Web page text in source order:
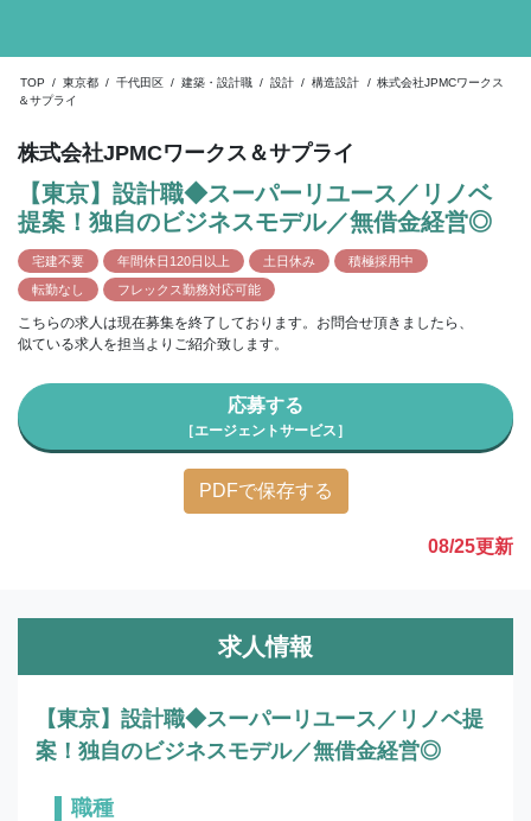
TOP / 東京都 / 千代田区 / 建築・設計職 / 設計 / 構造設計 / 株式会社JPMCワークス
＆サプライ
株式会社JPMCワークス＆サプライ
【東京】設計職◆スーパーリユース／リノベ
提案！独自のビジネスモデル／無借金経営◎
宅建不要 年間休日120日以上 土日休み
積極採用中
転勤なし
フレックス勤務対応可能
こちらの求人は現在募集を終了しております。お問合せ頂きましたら、
似ている求人を担当よりご紹介致します。
応募する
［エージェントサービス］
PDFで保存する
08/25更新
求人情報
【東京】設計職◆スーパーリユース／リノベ提
案！独自のビジネスモデル／無借金経営◎
職種